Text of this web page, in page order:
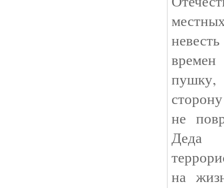
не
Деда
на